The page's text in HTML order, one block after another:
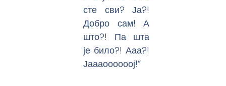
сте сви? Ја?!
Добро сам! А
што?! Па шта
је било?! Ааа?!
Јаааоооооој!”